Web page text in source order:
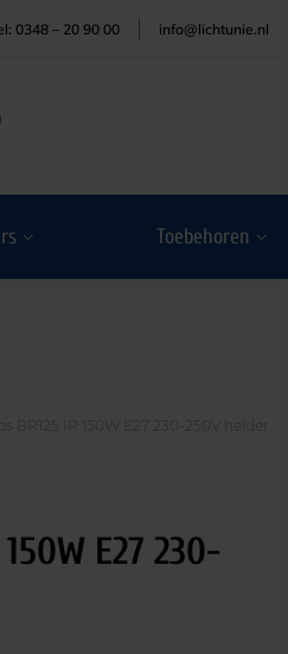
0348 – 20 90 00 info@lichtunie.nl
Toebehoren
E27 230-